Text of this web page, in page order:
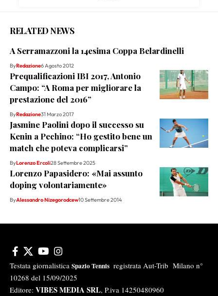
RELATED NEWS
A Serramazzoni la 14esima Coppa Belardinelli
ByRedazione6 Agosto 2012
Prequalificazioni IBI 2017, Antonio
Campo: “A Roma per migliorare la
prestazione del 2016”
ByRedazione31 Marzo 2017
Jasmine Paolini dopo il successo su
Kenin a Pechino: “Ho gestito bene un
match che poteva complicarsi”
ByLorenzo Ercoli28 Settembre 2025
Lorenzo Papasidero: «Mai assunto
doping volontariamente»
ByAlessandro Nizegorodcew10 Settembre 2014
Testata giornalistica Spazio Tennis registrata Aut-Trib Milano n°
10268 del 15/09/2025
Editore: VIBES MEDIA SRL, P.iva 14250480960